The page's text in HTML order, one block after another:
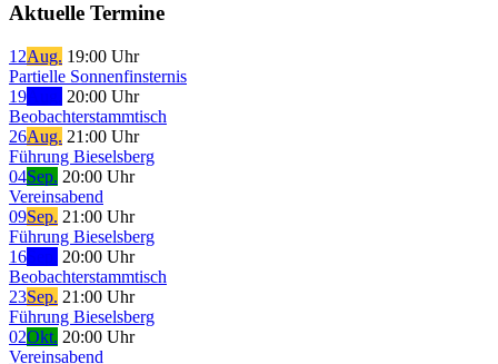
Aktuelle Termine
12Aug. 19:00 Uhr
Partielle Sonnenfinsternis
19
20:00 Uhr
Beobachterstammtisch
26Aug. 21:00 Uhr
Führung Bieselsberg
04Sep. 20:00 Uhr
Vereinsabend
09Sep. 21:00 Uhr
Führung Bieselsberg
16
20:00 Uhr
Beobachterstammtisch
23Sep. 21:00 Uhr
Führung Bieselsberg
02Okt. 20:00 Uhr
Vereinsabend